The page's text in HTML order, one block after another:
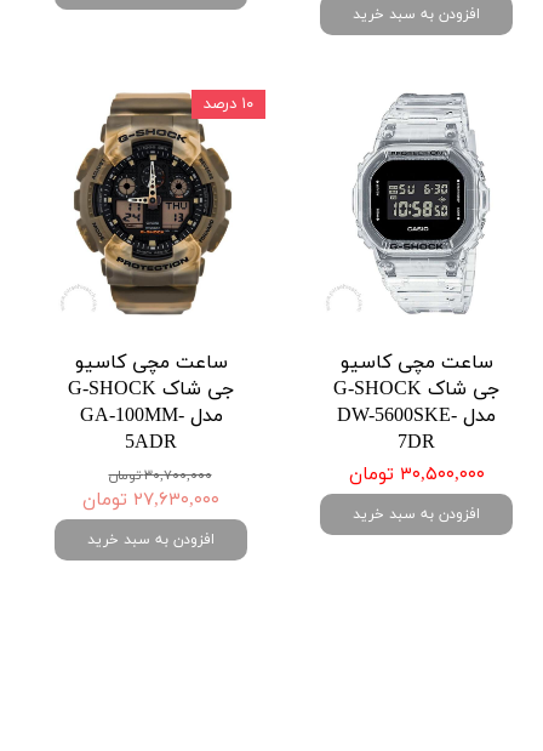
افزودن به سبد خرید
ساعت مچی کاسیو
جی شاک G-SHOCK
مدل DW-5600SKE-
7DR
۳۰,۵۰۰,۰۰۰ تومان
افزودن به سبد خرید
ساعت مچی کاسیو
جی شاک G-SHOCK
مدل GA-100MM-
5ADR
۳۰,۷۰۰,۰۰۰ تومان
۲۷,۶۳۰,۰۰۰ تومان
افزودن به سبد خرید
۱۰ درصد